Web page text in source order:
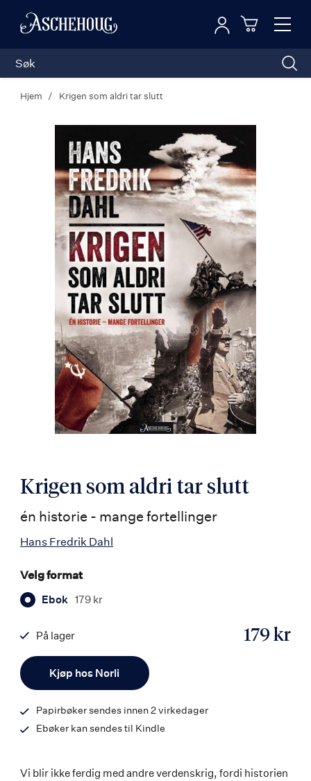
Toggle
Logg inn
Hjem Krigen som aldri tar slutt
Krigen som aldri tar slutt
én historie - mange fortellinger
Hans Fredrik Dahl
Velg format
Ebok 179 kr
Kjøp hos Norli
179 kr
På lager
9788203296956
Papirbøker sendes innen 2 virkedager
Ebøker kan sendes til Kindle
Vi blir ikke ferdig med andre verdenskrig, fordi historien